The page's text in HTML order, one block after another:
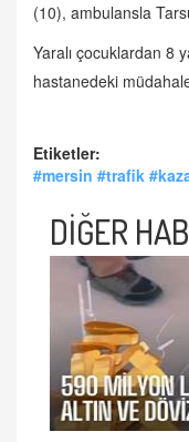
(10), ambulansla
Yaralı çocuklardan 8
hastanedeki
Etiketler:
#mersin #trafik
DİĞER